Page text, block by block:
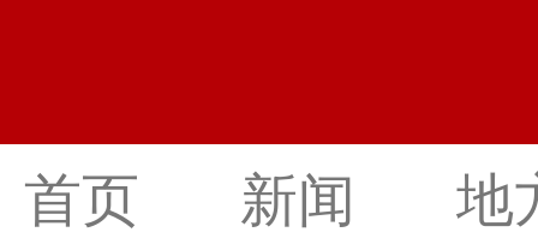
首页 新闻 地